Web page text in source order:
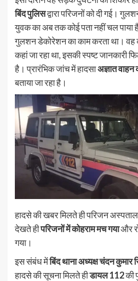
बिंद पुलिसद्वारा परिजनों को दी गई।
युवक का अब तक कोई पता नहीं चल पाया
गुलशन डेकोरेशन का काम करता था। वह
कहां जा रहा था, इसकी स्पष्ट जानकारी
है। प्रारंभिक जांच में हादसाअज्ञात
बताया जा रहा है।
हादसे की खबर मिलते ही परिजन
देखते हीपरिजनों में कोहराम मच गयाऔर
गया।
इस संबंध मेंबिंद थाना अध्यक्ष चंदन कुमार
हादसे की सूचना मिलते हीडायल 112की